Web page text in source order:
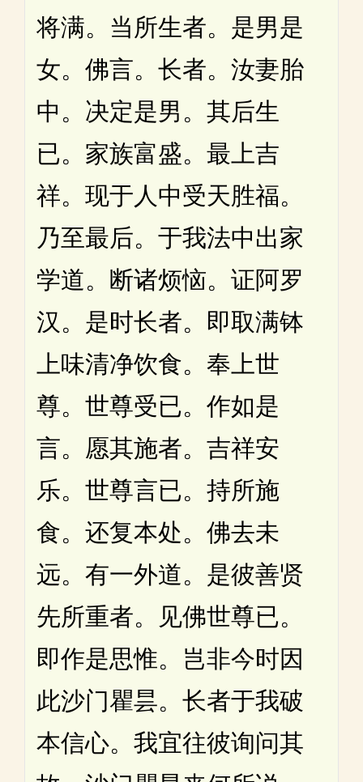
将满。当所生者。是男是
女。佛言。长者。汝妻胎
中。决定是男。其后生
已。家族富盛。最上吉
祥。现于人中受天胜福。
乃至最后。于我法中出家
学道。断诸烦恼。证阿罗
汉。是时长者。即取满钵
上味清净饮食。奉上世
尊。世尊受已。作如是
言。愿其施者。吉祥安
乐。世尊言已。持所施
食。还复本处。佛去未
远。有一外道。是彼善贤
先所重者。见佛世尊已。
即作是思惟。岂非今时因
此沙门瞿昙。长者于我破
本信心。我宜往彼询问其